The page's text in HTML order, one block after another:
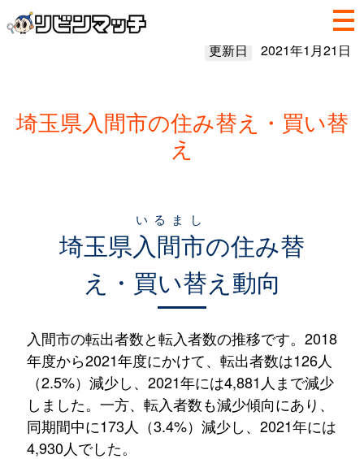
更新日 2021年1月21日
埼玉県入間市の住み替え・買い替
え
埼玉県入間市
いるまし
の住み替
え・買い替え動向
入間市の転出者数と転入者数の推移です。2018
年度から2021年度にかけて、転出者数は126人
（2.5%）減少し、2021年には4,881人まで減少
しました。一方、転入者数も減少傾向にあり、
同期間中に173人（3.4%）減少し、2021年には
4,930人でした。